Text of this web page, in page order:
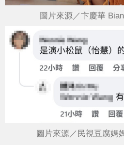
圖片來源／卞慶華
圖片來源／民視豆腐媽